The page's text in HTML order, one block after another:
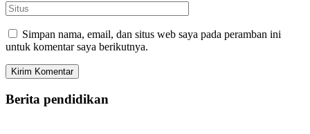
Simpan nama, email, dan situs web saya pada peramban ini
untuk komentar saya berikutnya.
Berita pendidikan